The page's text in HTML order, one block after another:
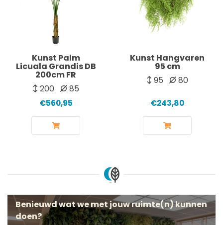
Kunst Palm
Licuala Grandis DB
200cm FR
200
85
€560,95
Kunst Hangvaren
95 cm
95
80
€243,80
Benieuwd wat we met jouw ruimte(n) kunnen
doen?